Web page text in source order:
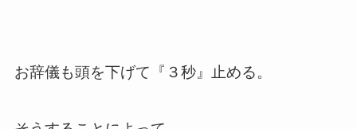
お辞儀も頭を下げて『３秒』止める。